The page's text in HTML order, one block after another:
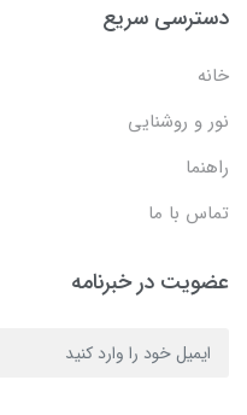
دسترسی سریع
خانه
نور و روشنایی
راهنما
تماس با ما
عضویت در خبرنامه